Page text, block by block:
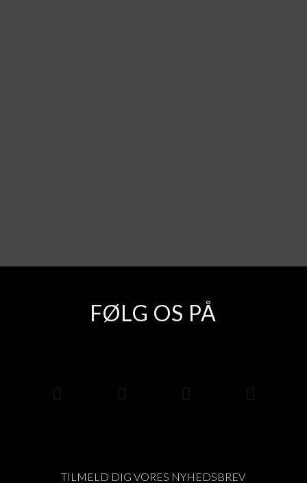
FØLG OS PÅ
TILMELD DIG VORES NYHEDSBREV